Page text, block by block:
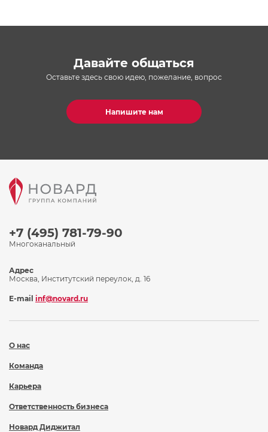
Давайте общаться
Оставьте здесь свою идею, пожелание, вопрос
Напишите нам
+7 (495) 781-79-90
Многоканальный
О нас
Команда
Карьера
Ответственность бизнеса
Новард Диджитал
Адрес
Москва, Институтский переулок, д. 16
E-mail inf@novard.ru